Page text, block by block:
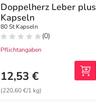
Doppelherz Leber plus
Kapseln
80 St Kapseln
(0)
Pflichtangaben
12,53 €
(220,60 €/1 kg)